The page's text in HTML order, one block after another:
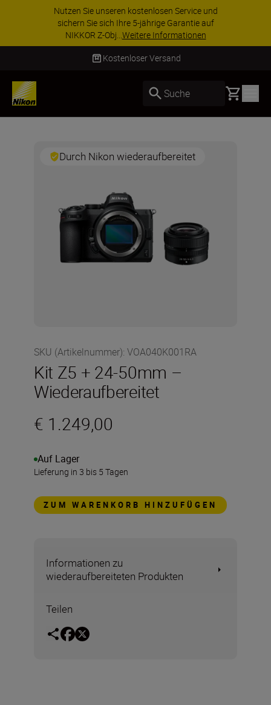
Nutzen Sie unseren kostenlosen Service und
sichern Sie sich Ihre 5-jährige Garantie auf
NIKKOR Z-Obj...Weitere Informationen
Kostenloser Versand
Suche Basket
Durch Nikon wiederaufbereitet
SKU (Artikelnummer): VOA040K001RA
Kit Z5 + 24-50mm –
Wiederaufbereitet
€ 1.249,00
Auf Lager
Lieferung in 3 bis 5 Tagen
ZUM WARENKORB HINZUFÜGEN
Informationen zu
wiederaufbereiteten Produkten
Teilen